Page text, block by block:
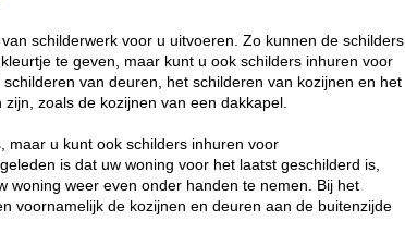
schilderwerk voor u uitvoeren. Zo kunnen de schilders
te geven, maar kunt u ook schilders inhuren voor
van deuren, het schilderen van kozijnen en het
zoals de kozijnen van een dakkapel.
maar u kunt ook schilders inhuren voor
is dat uw woning voor het laatst geschilderd is,
woning weer even onder handen te nemen. Bij het
voornamelijk de kozijnen en deuren aan de buitenzijde